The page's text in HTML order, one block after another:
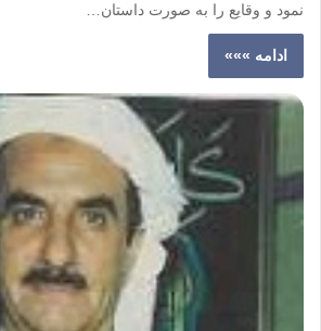
نمود و وقایع را به صورت داستان…
ادامه »»»